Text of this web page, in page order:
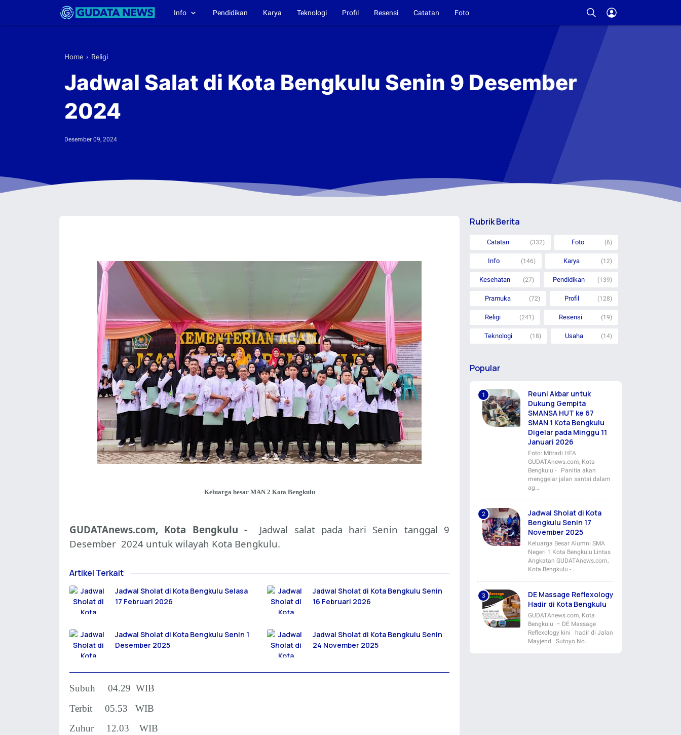
Info Pendidikan Karya Teknologi Profil Resensi Catatan Foto
Home › Religi
Jadwal Salat di Kota Bengkulu Senin 9 Desember
2024
Desember 09, 2024
Keluarga besar MAN 2 Kota Bengkulu
GUDATAnews.com, Kota Bengkulu - Jadwal salat pada hari Senin tanggal 9
Desember 2024 untuk wilayah Kota Bengkulu.
Artikel Terkait
Jadwal Sholat di Kota Bengkulu Selasa
17 Februari 2026
Jadwal Sholat di Kota Bengkulu Senin
16 Februari 2026
Jadwal Sholat di Kota Bengkulu Senin 1
Desember 2025
Jadwal Sholat di Kota Bengkulu Senin
24 November 2025
Subuh 04.29 WIB
Terbit 05.53 WIB
Zuhur 12.03 WIB
Rubrik Berita
Catatan (332) Foto (6)
Info (146) Karya (12)
Kesehatan (27) Pendidikan (139)
Pramuka (72) Profil (128)
Religi (241) Resensi (19)
Teknologi (18) Usaha (14)
Popular
Reuni Akbar untuk
Dukung Gempita
SMANSA HUT ke 67
SMAN 1 Kota Bengkulu
Digelar pada Minggu 11
Januari 2026
Foto: Mitradi HFA
GUDATAnews.com, Kota
Bengkulu - Panitia akan
menggelar jalan santai dalam
ag…
Jadwal Sholat di Kota
Bengkulu Senin 17
November 2025
Keluarga Besar Alumni SMA
Negeri 1 Kota Bengkulu Lintas
Angkatan GUDATAnews.com,
Kota Bengkulu - …
DE Massage Reflexology
Hadir di Kota Bengkulu
GUDATAnews.com, Kota
Bengkulu – DE Massage
Reflexology kini hadir di Jalan
Mayjend Sutoyo No…